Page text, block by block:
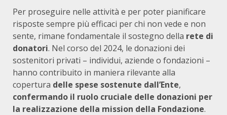
Per proseguire nelle attività e per poter pianificare
risposte sempre più efficaci per chi non vede e non
sente, rimane fondamentale il sostegno della rete di
donatori. Nel corso del 2024, le donazioni dei
sostenitori privati – individui, aziende o fondazioni –
hanno contribuito in maniera rilevante alla
copertura delle spese sostenute dall’Ente,
confermando il ruolo cruciale delle donazioni per
la realizzazione della mission della Fondazione.